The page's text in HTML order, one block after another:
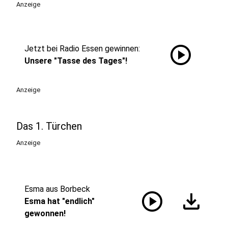
Anzeige
Jetzt bei Radio Essen gewinnen:
Unsere "Tasse des Tages"!
play_circle
Anzeige
Das 1. Türchen
Anzeige
Esma aus Borbeck
Esma hat "endlich"
gewonnen!
play_circle download